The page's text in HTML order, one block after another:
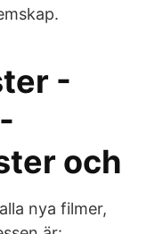
-
och
nya filmer,